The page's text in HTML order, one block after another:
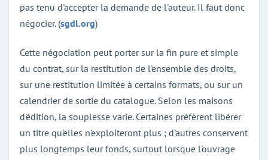
pas tenu d'accepter la demande de l'auteur. Il faut donc
négocier. (sgdl.org)
Cette négociation peut porter sur la fin pure et simple
du contrat, sur la restitution de l'ensemble des droits,
sur une restitution limitée à certains formats, ou sur un
calendrier de sortie du catalogue. Selon les maisons
d'édition, la souplesse varie. Certaines préfèrent libérer
un titre qu'elles n'exploiteront plus ; d'autres conservent
plus longtemps leur fonds, surtout lorsque l'ouvrage